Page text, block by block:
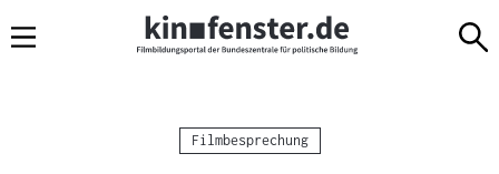
Navigation
zum
zur
Kategorie:
Filmbesprechung